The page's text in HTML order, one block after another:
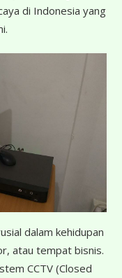
di Indonesia yang
dalam kehidupan
atau tempat bisnis.
CCTV (Closed